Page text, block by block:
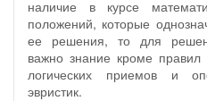
наличие в курсе
положений, которые
ее решения, то для
важно знание кроме
логических приемов и
эвристик.